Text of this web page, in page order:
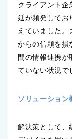
クライアント企
延が頻発してお
えていました
からの信頼を損
間の情報連携が
ていない状況で
ソリューション
解決策として、